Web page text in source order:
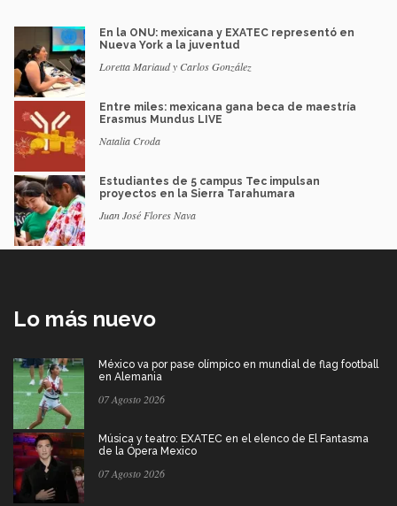
En la ONU: mexicana y EXATEC representó en
Nueva York a la juventud
Loretta Mariaud y Carlos González
Entre miles: mexicana gana beca de maestría
Erasmus Mundus LIVE
Natalia Croda
Estudiantes de 5 campus Tec impulsan
proyectos en la Sierra Tarahumara
Juan José Flores Nava
Lo más nuevo
México va por pase olímpico en mundial de flag football
en Alemania
07 Agosto 2026
Música y teatro: EXATEC en el elenco de El Fantasma
de la Ópera Mexico
07 Agosto 2026